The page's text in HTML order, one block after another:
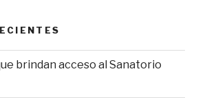
brindan acceso al Sanatorio